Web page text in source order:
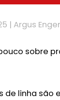
| Argus
sobre
de linha são